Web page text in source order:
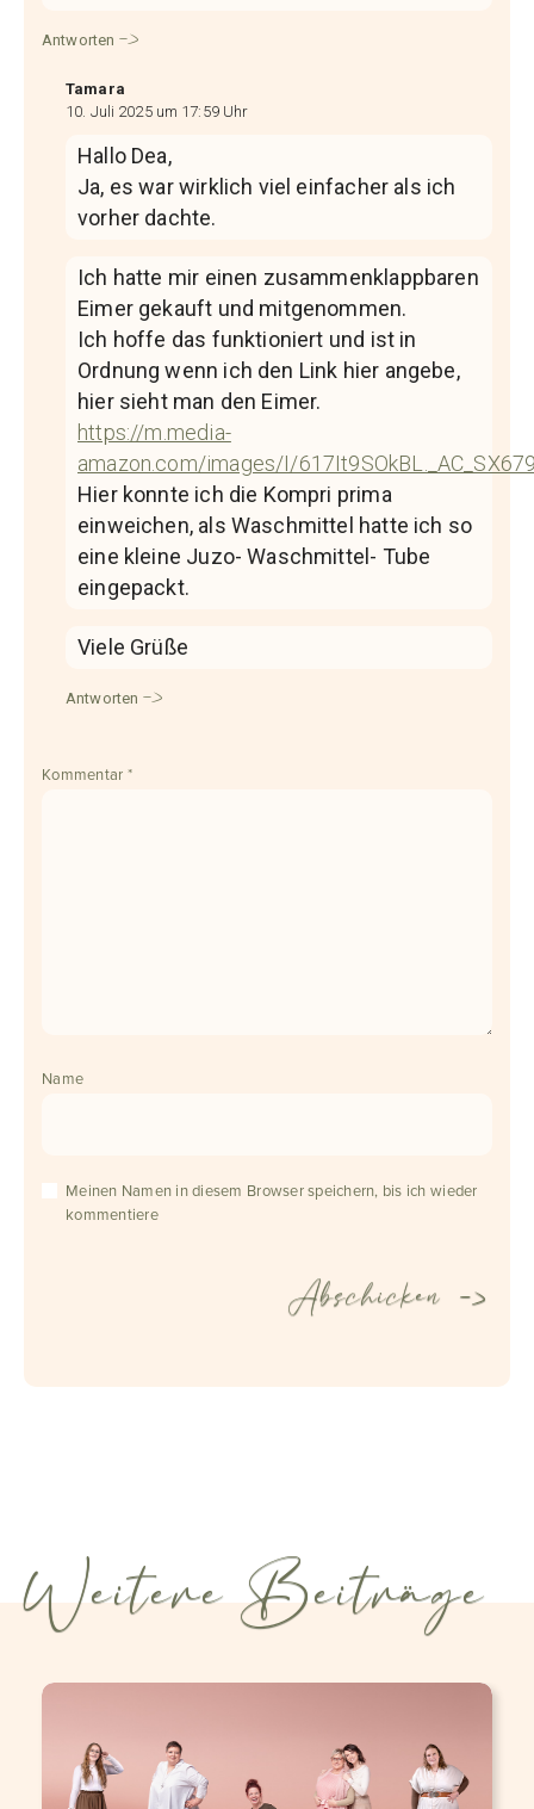
Antworten
Tamara
10. Juli 2025 um 17:59 Uhr
Hallo Dea,
Ja, es war wirklich viel einfacher als ich
vorher dachte.
Ich hatte mir einen zusammenklappbaren
Eimer gekauft und mitgenommen.
Ich hoffe das funktioniert und ist in
Ordnung wenn ich den Link hier angebe,
hier sieht man den Eimer.
https://m.media-
amazon.com/images/I/
Hier konnte ich die Kompri prima
einweichen, als Waschmittel hatte ich so
eine kleine Juzo- Waschmittel- Tube
eingepackt.
Viele Grüße
Antworten
Kommentar *
Name
Meinen Namen in diesem Browser speichern, bis ich wieder
kommentiere
Weitere Beiträge